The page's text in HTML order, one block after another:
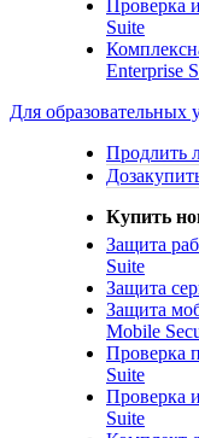
Проверка
Suite
Enterprise
Для образовательных
Продлить
Купить
Защита
Suite
Защита
Защита
Mobile
Проверка
Suite
Проверка
Suite